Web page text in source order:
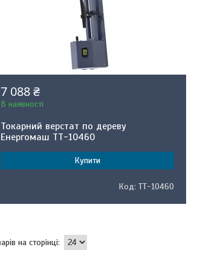
7 088 ₴
В наявності
Токарний верстат по дереву
Енергомаш ТТ-10460
Купити
ТТ-10460